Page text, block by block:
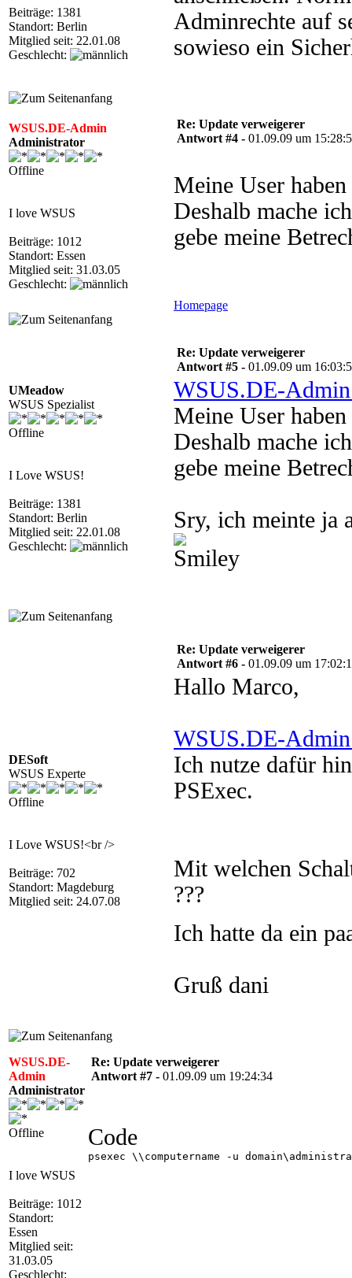
Beiträge: 1381
Standort: Berlin
Mitglied seit: 22.01.08
Geschlecht:
Adminrechte auf
sowieso ein
WSUS.DE-Admin
Administrator
Offline
I love WSUS
Beiträge: 1012
Standort: Essen
Mitglied seit: 31.03.05
Geschlecht:
Re: Update verweigerer
Antwort #4 - 01.09.09 um
Meine User
Deshalb mache
gebe meine
Homepage
UMeadow
WSUS Spezialist
Offline
I Love WSUS!
Beiträge: 1381
Standort: Berlin
Mitglied seit: 22.01.08
Geschlecht:
Re: Update verweigerer
Antwort #5 - 01.09.09 um
WSUS.DE-
Meine User
Deshalb mache
gebe meine
Sry, ich meinte ja
DESoft
WSUS Experte
Offline
I Love WSUS!<br />
Beiträge: 702
Standort: Magdeburg
Mitglied seit: 24.07.08
Re: Update verweigerer
Antwort #6 - 01.09.09 um
Hallo Marco,
WSUS.DE-
Ich nutze dafür
PSExec.
Mit welchen
???
Ich hatte da ein
Gruß dani
WSUS.DE-
Admin
Administrator
Offline
I love WSUS
Beiträge: 1012
Standort:
Essen
Mitglied seit:
31.03.05
Geschlecht:
Re: Update verweigerer
Antwort #7 - 01.09.09 um 19:24:34
Code
psexec \\computername -u